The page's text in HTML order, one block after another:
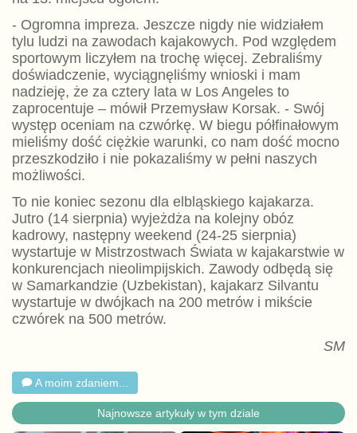
- Ogromna impreza. Jeszcze nigdy nie widziałem
tylu ludzi na zawodach kajakowych. Pod względem
sportowym liczyłem na trochę więcej. Zebraliśmy
doświadczenie, wyciągnęliśmy wnioski i mam
nadzieję, że za cztery lata w Los Angeles to
zaprocentuje – mówił Przemysław Korsak. - Swój
występ oceniam na czwórkę. W biegu półfinałowym
mieliśmy dość ciężkie warunki, co nam dość mocno
przeszkodziło i nie pokazaliśmy w pełni naszych
możliwości.
To nie koniec sezonu dla elbląskiego kajakarza.
Jutro (14 sierpnia) wyjeżdża na kolejny obóz
kadrowy, następny weekend (24-25 sierpnia)
wystartuje w Mistrzostwach Świata w kajakarstwie w
konkurencjach nieolimpijskich. Zawody odbędą się
w Samarkandzie (Uzbekistan), kajakarz Silvantu
wystartuje w dwójkach na 200 metrów i mikście
czwórek na 500 metrów.
SM
A moim zdaniem...
Najnowsze artykuły w tym dziale